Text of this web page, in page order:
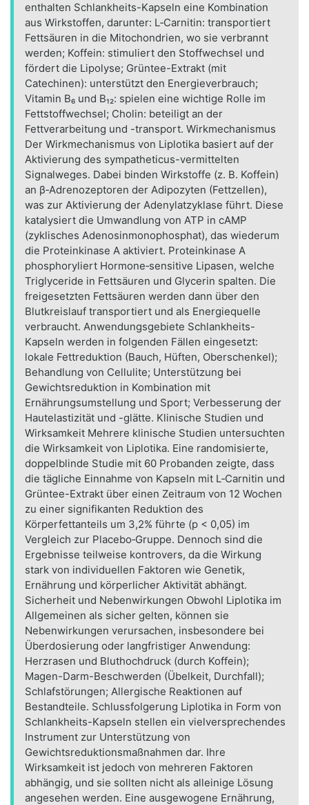
enthalten Schlankheits-Kapseln eine Kombination
aus Wirkstoffen, darunter: L‑Carnitin: transportiert
Fettsäuren in die Mitochondrien, wo sie verbrannt
werden; Koffein: stimuliert den Stoffwechsel und
fördert die Lipolyse; Grüntee-Extrakt (mit
Catechinen): unterstützt den Energieverbrauch;
Vitamin B₆ und B₁₂: spielen eine wichtige Rolle im
Fettstoffwechsel; Cholin: beteiligt an der
Fettverarbeitung und -transport. Wirkmechanismus
Der Wirkmechanismus von Liplotika basiert auf der
Aktivierung des sympatheticus-vermittelten
Signalweges. Dabei binden Wirkstoffe (z. B. Koffein)
an β‑Adrenozeptoren der Adipozyten (Fettzellen),
was zur Aktivierung der Adenylatzyklase führt. Diese
katalysiert die Umwandlung von ATP in cAMP
(zyklisches Adenosinmonophosphat), das wiederum
die Proteinkinase A aktiviert. Proteinkinase A
phosphoryliert Hormone‑sensitive Lipasen, welche
Triglyceride in Fettsäuren und Glycerin spalten. Die
freigesetzten Fettsäuren werden dann über den
Blutkreislauf transportiert und als Energiequelle
verbraucht. Anwendungsgebiete Schlankheits-
Kapseln werden in folgenden Fällen eingesetzt:
lokale Fettreduktion (Bauch, Hüften, Oberschenkel);
Behandlung von Cellulite; Unterstützung bei
Gewichtsreduktion in Kombination mit
Ernährungsumstellung und Sport; Verbesserung der
Hautelastizität und -glätte. Klinische Studien und
Wirksamkeit Mehrere klinische Studien untersuchten
die Wirksamkeit von Liplotika. Eine randomisierte,
doppelblinde Studie mit 60 Probanden zeigte, dass
die tägliche Einnahme von Kapseln mit L‑Carnitin und
Grüntee-Extrakt über einen Zeitraum von 12 Wochen
zu einer signifikanten Reduktion des
Körperfettanteils um 3,2% führte (p < 0,05) im
Vergleich zur Placebo‑Gruppe. Dennoch sind die
Ergebnisse teilweise kontrovers, da die Wirkung
stark von individuellen Faktoren wie Genetik,
Ernährung und körperlicher Aktivität abhängt.
Sicherheit und Nebenwirkungen Obwohl Liplotika im
Allgemeinen als sicher gelten, können sie
Nebenwirkungen verursachen, insbesondere bei
Überdosierung oder langfristiger Anwendung:
Herzrasen und Bluthochdruck (durch Koffein);
Magen-Darm-Beschwerden (Übelkeit, Durchfall);
Schlafstörungen; Allergische Reaktionen auf
Bestandteile. Schlussfolgerung Liplotika in Form von
Schlankheits-Kapseln stellen ein vielversprechendes
Instrument zur Unterstützung von
Gewichtsreduktionsmaßnahmen dar. Ihre
Wirksamkeit ist jedoch von mehreren Faktoren
abhängig, und sie sollten nicht als alleinige Lösung
angesehen werden. Eine ausgewogene Ernährung,